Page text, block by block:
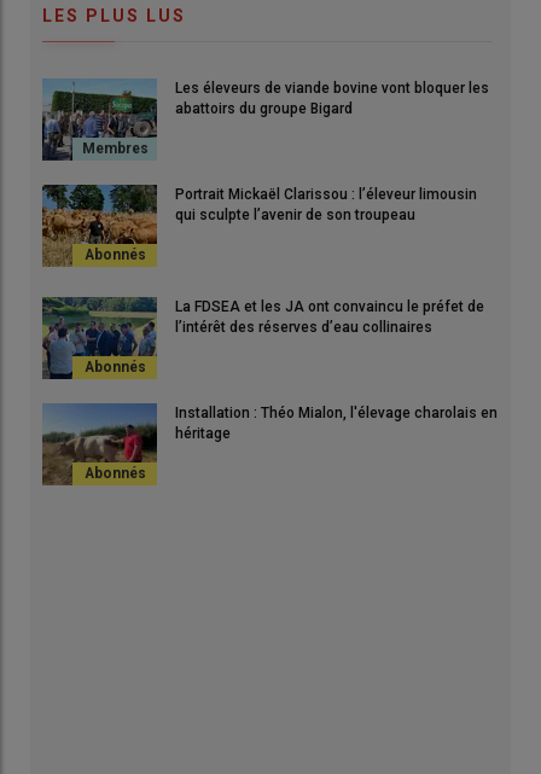
LES PLUS LUS
Les éleveurs de viande bovine vont bloquer les
abattoirs du groupe Bigard
Portrait Mickaël Clarissou : l’éleveur limousin
qui sculpte l’avenir de son troupeau
La FDSEA et les JA ont convaincu le préfet de
l’intérêt des réserves d’eau collinaires
Installation : Théo Mialon, l'élevage charolais en
héritage